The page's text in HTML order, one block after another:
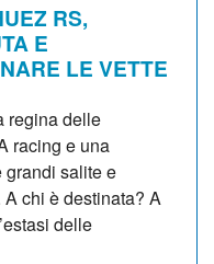
RS,
E
LE VETTE
regina delle
racing e una
grandi salite e
chi è destinata? A
delle